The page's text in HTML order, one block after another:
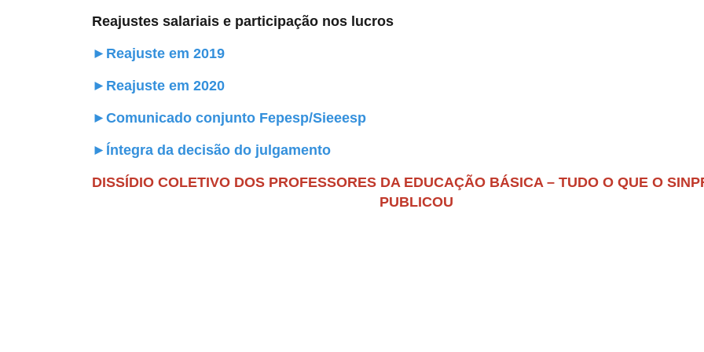
Reajustes salariais e participação nos lucros
►Reajuste em 2019
►Reajuste em 2020
►Comunicado conjunto Fepesp/Sieeesp
►Íntegra da decisão do julgamento
DISSÍDIO COLETIVO DOS PROFESSORES DA EDUCAÇÃO BÁSICA – TUDO O QUE O
PUBLICOU